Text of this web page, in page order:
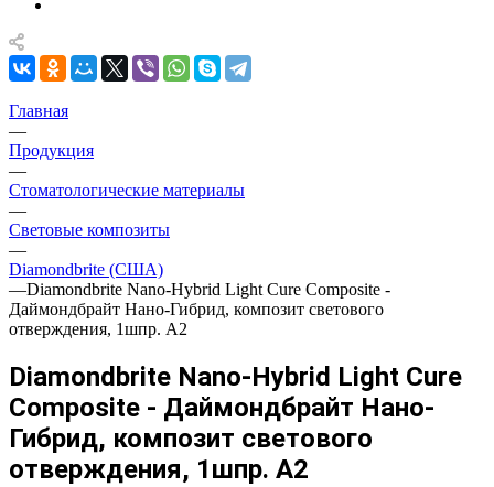
Главная
—
Продукция
—
Стоматологические материалы
—
Световые композиты
—
Diamondbrite (США)
—Diamondbrite Nano-Hybrid Light Cure Composite -
Даймондбрайт Нано-Гибрид, композит светового
отверждения, 1шпр. A2
Diamondbrite Nano-Hybrid Light Cure
Composite - Даймондбрайт Нано-
Гибрид, композит светового
отверждения, 1шпр. A2